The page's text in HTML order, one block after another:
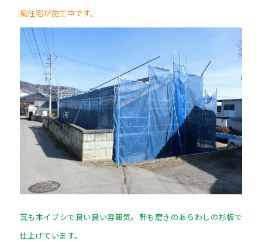
風住宅が施工中です。
瓦も本イブシで良い良い雰囲気。軒も磨きのあらわしの杉板で
仕上げています。